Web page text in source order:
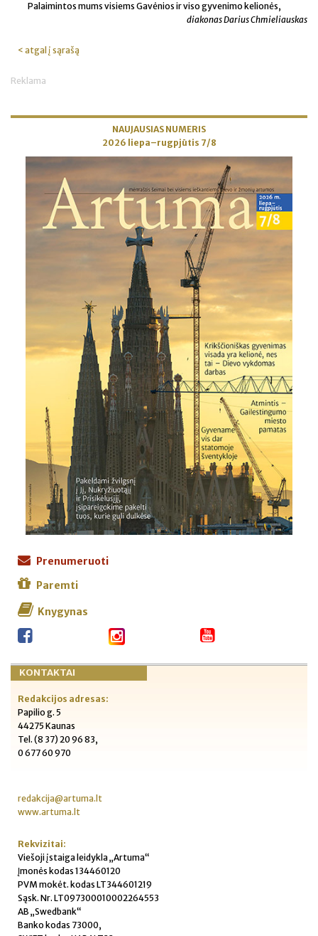
Palaimintos mums visiems Gavėnios ir viso gyvenimo kelionės,
diakonas Darius Chmieliauskas
< atgal į sąrašą
Reklama
NAUJAUSIAS NUMERIS
2026 liepa–rugpjūtis 7/8
Prenumeruoti
Paremti
Knygynas
KONTAKTAI
Redakcijos adresas:
Papilio g. 5
44275 Kaunas
Tel. (8 37) 20 96 83,
0 677 60 970
redakcija@artuma.lt
www.artuma.lt
Rekvizitai:
Viešoji įstaiga leidykla „Artuma“
Įmonės kodas 134460120
PVM mokėt. kodas LT344601219
Sąsk. Nr. LT097300010002264553
AB „Swedbank“
Banko kodas 73000,